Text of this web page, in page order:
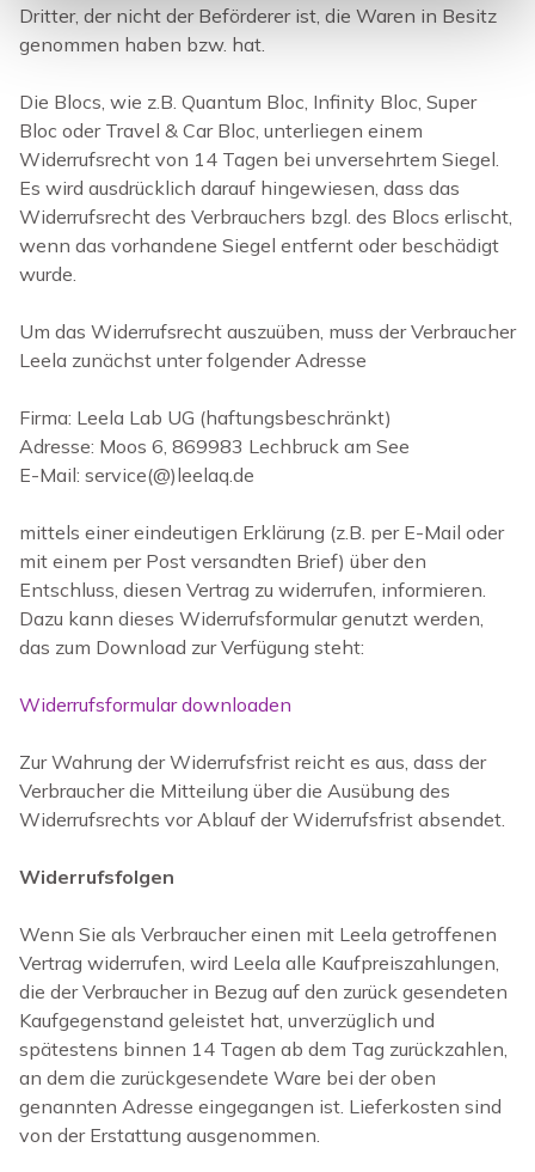
Dritter, der nicht der Beförderer ist, die Waren in Besitz
genommen haben bzw. hat.
Die Blocs, wie z.B. Quantum Bloc, Infinity Bloc, Super
Bloc oder Travel & Car Bloc, unterliegen einem
Widerrufsrecht von 14 Tagen bei unversehrtem Siegel.
Es wird ausdrücklich darauf hingewiesen, dass das
Widerrufsrecht des Verbrauchers bzgl. des Blocs erlischt,
wenn das vorhandene Siegel entfernt oder beschädigt
wurde.
Um das Widerrufsrecht auszuüben, muss der Verbraucher
Leela zunächst unter folgender Adresse
Firma: Leela Lab UG (haftungsbeschränkt)
Adresse: Moos 6, 869983 Lechbruck am See
E-Mail: service(@)leelaq.de
mittels einer eindeutigen Erklärung (z.B. per E-Mail oder
mit einem per Post versandten Brief) über den
Entschluss, diesen Vertrag zu widerrufen, informieren.
Dazu kann dieses Widerrufsformular genutzt werden,
das zum Download zur Verfügung steht:
Widerrufsformular downloaden
Zur Wahrung der Widerrufsfrist reicht es aus, dass der
Verbraucher die Mitteilung über die Ausübung des
Widerrufsrechts vor Ablauf der Widerrufsfrist absendet.
Widerrufsfolgen
Wenn Sie als Verbraucher einen mit Leela getroffenen
Vertrag widerrufen, wird Leela alle Kaufpreiszahlungen,
die der Verbraucher in Bezug auf den zurück gesendeten
Kaufgegenstand geleistet hat, unverzüglich und
spätestens binnen 14 Tagen ab dem Tag zurückzahlen,
an dem die zurückgesendete Ware bei der oben
genannten Adresse eingegangen ist. Lieferkosten sind
von der Erstattung ausgenommen.